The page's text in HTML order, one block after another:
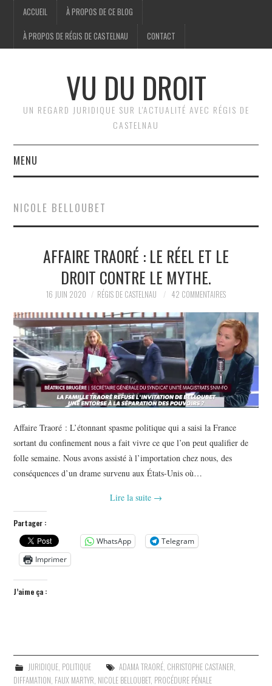
ACCUEIL À PROPOS DE CE BLOG
À PROPOS DE RÉGIS DE CASTELNAU CONTACT
VU DU DROIT
UN REGARD JURIDIQUE SUR L'ACTUALITÉ AVEC RÉGIS DE
CASTELNAU
MENU
BRÈVES
JURIDIQUE
POLITIQUE
HISTOIRE
CULTURE
SPORT
NICOLE BELLOUBET
AFFAIRE TRAORÉ : LE RÉEL ET LE
DROIT CONTRE LE MYTHE.
16 JUIN 2020 RÉGIS DE CASTELNAU 42 COMMENTAIRES
Affaire Traoré : L’étonnant spasme politique qui a saisi la France
sortant du confinement nous a fait vivre ce que l’on peut qualifier de
folle semaine. Nous avons assisté à l’importation chez nous, des
conséquences d’un drame survenu aux États-Unis où…
Lire la suite →
Partager :
WhatsApp
Telegram
Imprimer
J’aime ça :
JURIDIQUE, POLITIQUE ADAMA TRAORÉ, CHRISTOPHE CASTANER,
DIFFAMATION, FAUX MARTYR, NICOLE BELLOUBET, PROCÉDURE PÉNALE